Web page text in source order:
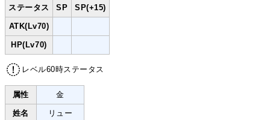
ステータス SP SP(+15)
ATK(Lv70)
HP(Lv70)
レベル60時ステータス
属性 金
姓名 リュー